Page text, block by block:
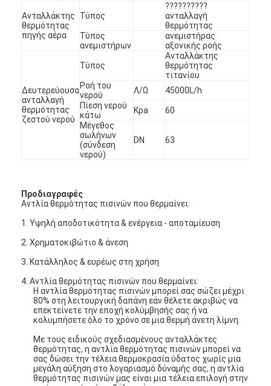
Ανταλλάκτης
θερμότητας
πηγής αέρα
Τύπος
??????????
ανταλλαγή
θερμότητας
Τύπος
ανεμιστήρων
ανεμιστήρας
αξονικής ροής
Δευτερεύουσα
ανταλλαγή
θερμότητας
ζεστού νερού
Τύπος
Ανταλλάκτης
θερμότητας
τιτανίου
Ροή του
νερού
Λ/Ω
45000L/h
Πίεση νερού
κάτω
Kpa
60
Μέγεθος
σωλήνων
(σύνδεση
νερού)
DN 63
Προδιαγραφές
Αντλία θερμότητας πισινών που θερμαίνει:
1. Υψηλή αποδοτικότητα & ενέργεια - αποταμίευση
2. Χρηματοκιβώτιο & άνεση
3. Κατάλληλος & ευρέως στη χρήση
4. Αντλία θερμότητας πισινών που θερμαίνει:
Η αντλία θερμότητας πισινών μπορεί σας σώζει μέχρι
80% στη λειτουργική δαπάνη εάν θέλετε ακριβώς να
επεκτείνετε την εποχή κολύμβησής σας ή να
κολυμπήσετε όλο το χρόνο σε μια θερμή άνετη λίμνη.
Με τους ειδικούς σχεδιασμένους ανταλλάκτες
θερμότητας, η αντλία θερμότητας πισινών μπορεί να
σας δώσει την τέλεια θερμοκρασία ύδατος χωρίς μια
μεγάλη αύξηση στο λογαριασμό δύναμής σας, η αντλία
θερμότητας πισινών μας είναι μια τέλεια επιλογή στην